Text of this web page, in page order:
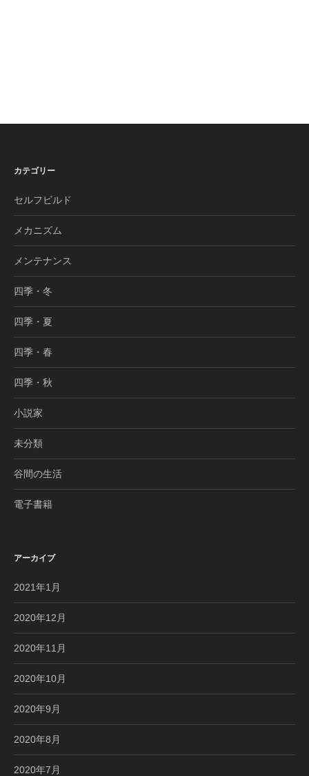
カテゴリー
セルフビルド
メカニズム
メンテナンス
四季・冬
四季・夏
四季・春
四季・秋
小説家
未分類
谷間の生活
電子書籍
アーカイブ
2021年1月
2020年12月
2020年11月
2020年10月
2020年9月
2020年8月
2020年7月